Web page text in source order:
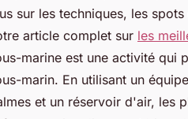
sur les techniques, les
article complet sur les
marine est une activité qui
marin. En utilisant un
et un réservoir d'air, les